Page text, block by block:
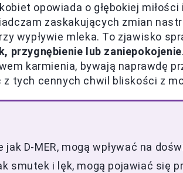
opowiada o głębokiej
zaskakujących zmian
wypływie mleka. To zjawisko
przygnębienie lub zaniepokojenie
karmienia, bywają naprawdę
z tych cennych chwil bliskości z
D-MER, mogą wpływać na
smutek i lęk, mogą pojawiać się